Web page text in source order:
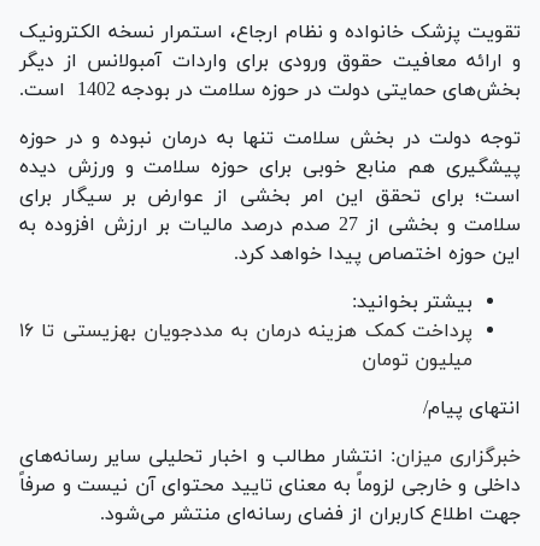
تقویت پزشک خانواده و نظام ارجاع، استمرار نسخه الکترونیک
و ارائه معافیت حقوق ورودی برای واردات آمبولانس از دیگر
بخش‌های حمایتی دولت در حوزه سلامت در بودجه 1402 است.
توجه دولت در بخش سلامت تنها به درمان نبوده و در حوزه
پیشگیری هم منابع خوبی برای حوزه سلامت و ورزش دیده
است؛ برای تحقق این امر بخشی از عوارض بر سیگار برای
سلامت و بخشی از 27 صدم درصد مالیات بر ارزش افزوده به
این حوزه اختصاص پیدا خواهد کرد.
بیشتر بخوانید:
پرداخت کمک هزینه درمان به مددجویان بهزیستی تا ۱۶
میلیون تومان
انتهای پیام/
خبرگزاری میزان: انتشار مطالب و اخبار تحلیلی سایر رسانه‌های
داخلی و خارجی لزوماً به معنای تایید محتوای آن نیست و صرفاً
جهت اطلاع کاربران از فضای رسانه‌ای منتشر می‌شود.